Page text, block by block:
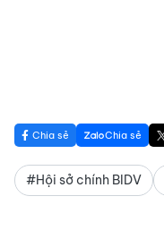
Chia sẻ Chia sẻ
#Hội sở chính BIDV